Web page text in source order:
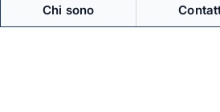
Chi sono